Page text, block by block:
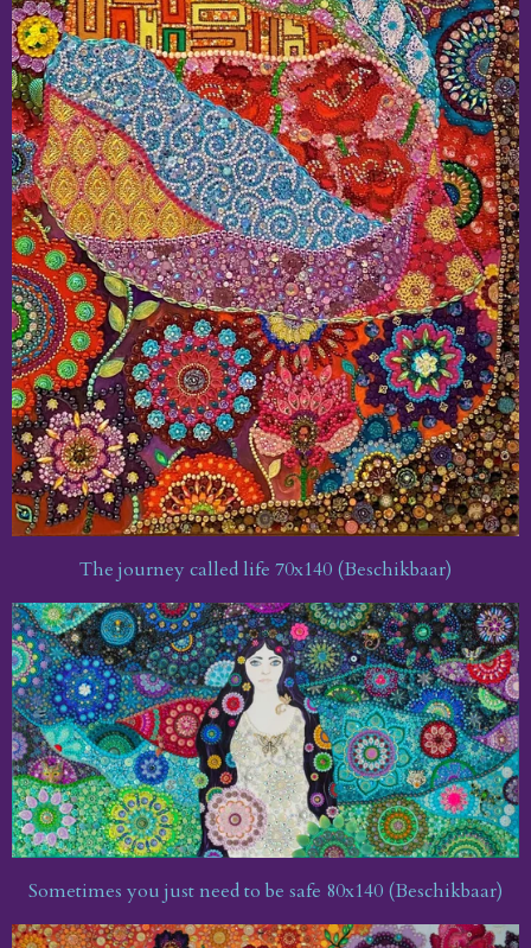
The journey called life 70x140 (Beschikbaar)
Sometimes you just need to be safe 80x140 (Beschikbaar)